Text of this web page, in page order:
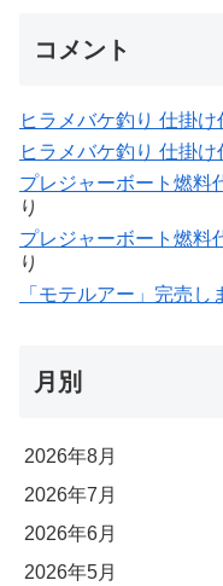
コメント
ヒラメバケ釣り 仕掛け
ヒラメバケ釣り 仕掛け
プレジャーボート燃料
り
プレジャーボート燃料
り
「モテルアー」完売し
月別
2026年8月
2026年7月
2026年6月
2026年5月